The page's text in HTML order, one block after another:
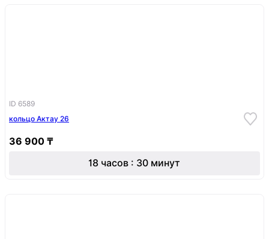
ID 6589
кольцо Актау 26
36 900 ₸
18 часов : 30 минут